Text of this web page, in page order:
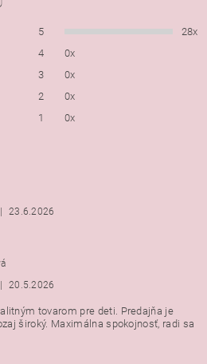
5
28x
4
0x
3
0x
2
0x
1
0x
|
23.6.2026
|
20.5.2026
tovarom pre deti. Predajňa je
široký. Maximálna spokojnosť, radi sa